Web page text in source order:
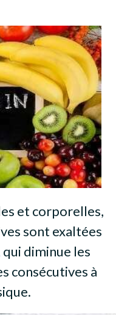
et corporelles,
sont exaltées
qui diminue les
consécutives à